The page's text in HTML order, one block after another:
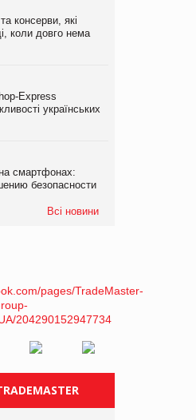
консерви, які
коли довго нема
Express
українських
смартфонах:
безопасности
Всі новини